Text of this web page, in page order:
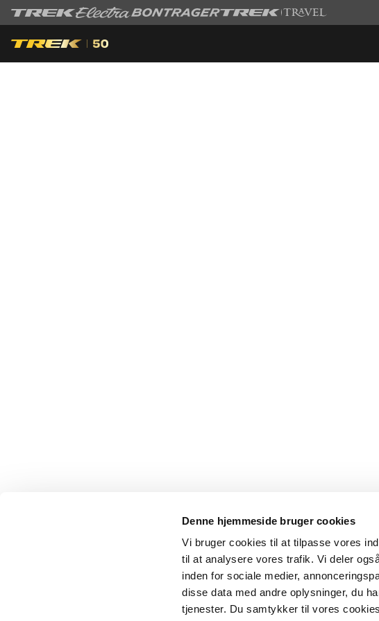
Denne hjemmeside bruger cookies
Vi bruger cookies til at tilpasse vores
til at analysere vores trafik. Vi deler
inden for sociale medier,
disse data med andre oplysninger, du
tjenester. Du samtykker til vores